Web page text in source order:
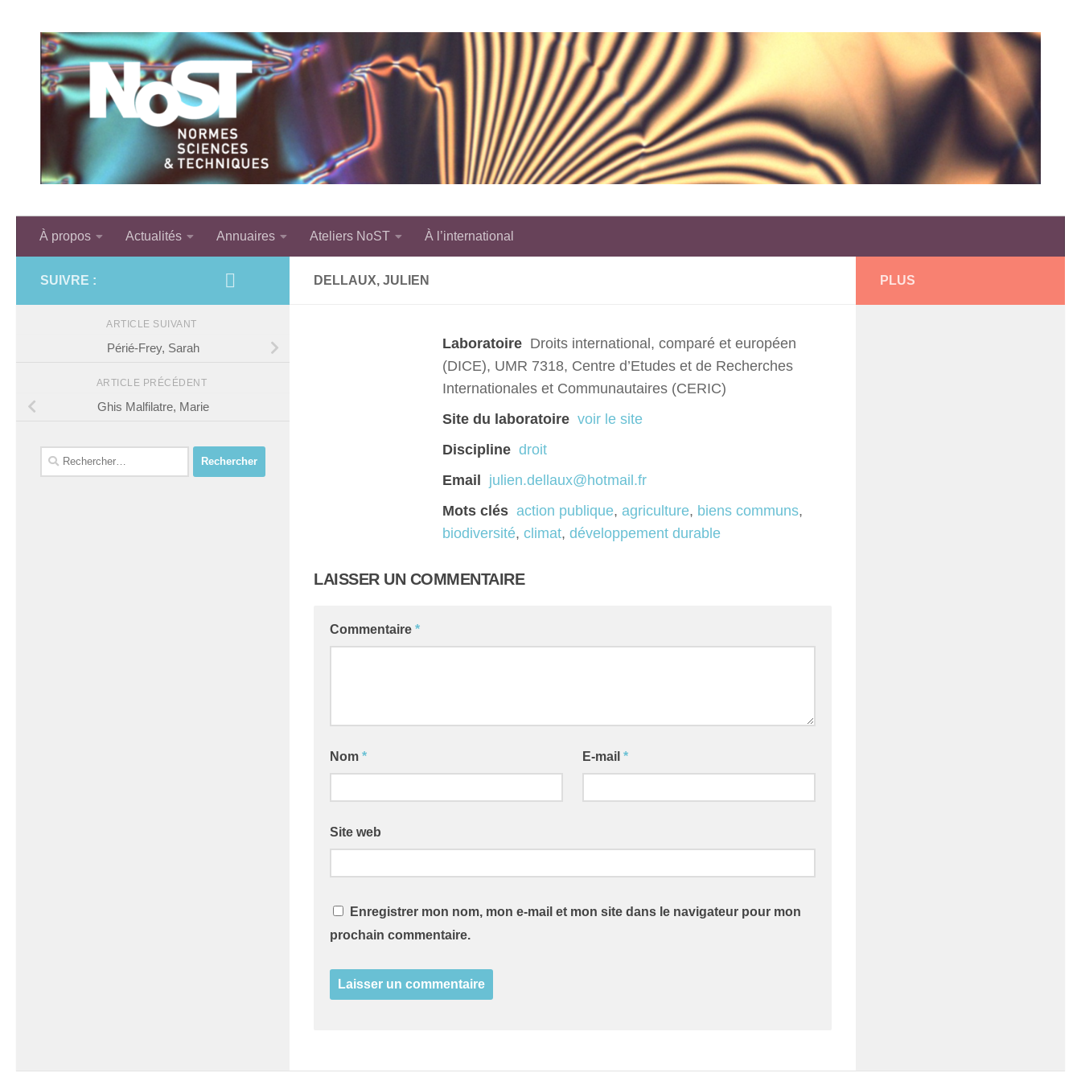
À propos Actualités Annuaires Ateliers NoST À l’international
DELLAUX, JULIEN
Laboratoire Droits international, comparé et européen
(DICE), UMR 7318, Centre d’Etudes et de Recherches
Internationales et Communautaires (CERIC)
Site du laboratoire voir le site
Discipline droit
Email
julien.dellaux@hotmail.fr
Mots clés action publique, agriculture, biens communs,
biodiversité, climat, développement durable
LAISSER UN COMMENTAIRE
Commentaire *
Nom * E-mail*
Site web
Enregistrer mon nom, mon e-mail et mon site dans le navigateur pour mon
prochain commentaire.
SUIVRE :
ARTICLE SUIVANT
Périé-Frey, Sarah
ARTICLE PRÉCÉDENT
Ghis Malfilatre, Marie
Rechercher :
PLUS